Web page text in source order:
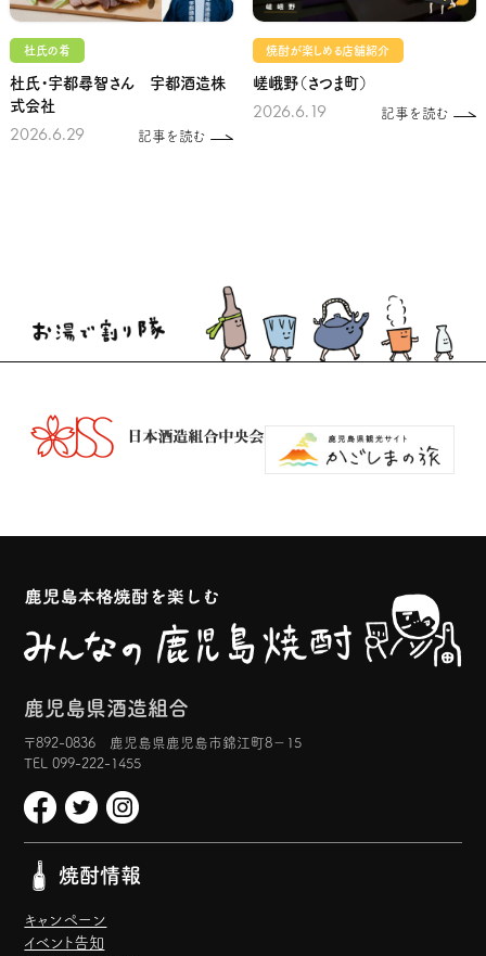
杜氏の肴
杜氏・宇都尋智さん 宇都酒造株
式会社
2026.6.29 記事を読む
焼酎が楽しめる店舗紹介
嵯峨野（さつま町）
2026.6.19 記事を読む
鹿児島県酒造組合
〒892-0836 鹿児島県鹿児島市錦江町8−15
TEL 099-222-1455
焼酎情報
キャンペーン
イベント告知